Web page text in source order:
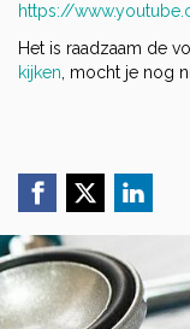
https://
Het is raadzaam de
kijken , mocht je nog